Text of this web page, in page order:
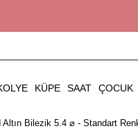
KÜPE SAAT ÇOCUK
Bilezik 5.4 ⌀ - Standart